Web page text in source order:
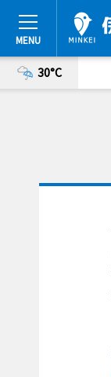
30°C